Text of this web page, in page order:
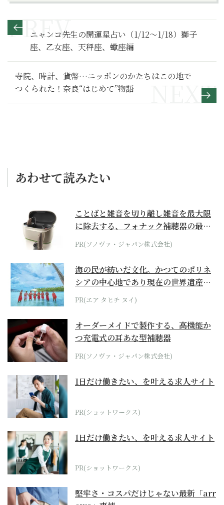
ニャンコ先生の開運星占い（1/12～1/18）獅子
座、乙女座、天秤座、蠍座編
寺院、時計、貨幣…ニッポンのかたちはこの地で
つくられた！奈良“はじめて”物語
あわせて読みたい
ことばと雑音を切り離し雑音を最大限
に除去する、フォナック補聴器の最上
位モデル
PR(ソノヴァ・ジャパン株式会社)
海の民が紡いだ文化。かつてのポリネ
シアの中心地であり現在の世界遺産か
らみえてくる...
PR(エア タヒチ ヌイ)
オーダーメイドで製作する、高機能か
つ充電式の耳あな型補聴器
PR(ソノヴァ・ジャパン株式会社)
1日だけ働きたい、を叶える求人サイト
PR(ショットワークス)
1日だけ働きたい、を叶える求人サイト
PR(ショットワークス)
堅牢さ・コスパだけじゃない最新「arr